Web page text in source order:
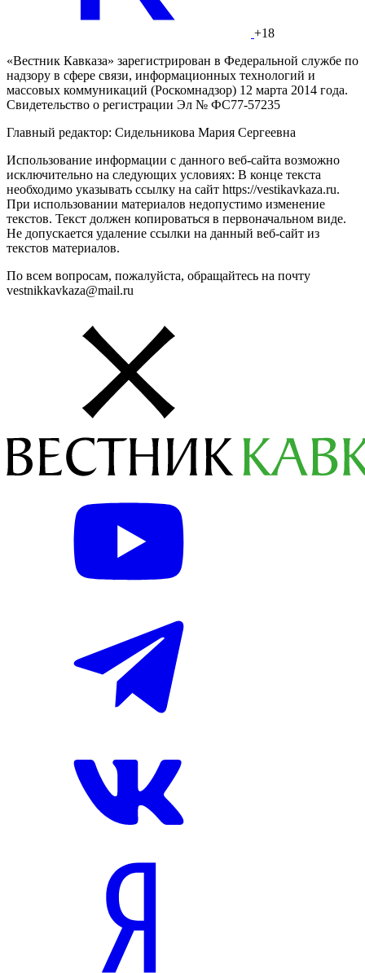
+18
«Вестник Кавказа» зарегистрирован в Федеральной службе по
надзору в сфере связи, информационных технологий и
массовых коммуникаций (Роскомнадзор) 12 марта 2014 года.
Свидетельство о регистрации Эл № ФС77-57235
Главный редактор: Сидельникова Мария Сергеевна
Использование информации с данного веб-сайта возможно
исключительно на следующих условиях: В конце текста
необходимо указывать ссылку на сайт https://vestikavkaza.ru.
При использовании материалов недопустимо изменение
текстов. Текст должен копироваться в первоначальном виде.
Не допускается удаление ссылки на данный веб-сайт из
текстов материалов.
По всем вопросам, пожалуйста, обращайтесь на почту
vestnikkavkaza@mail.ru